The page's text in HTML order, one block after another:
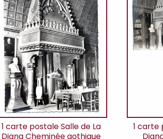
1 carte postale Salle de La
Diana Cheminée gothique
1 carte